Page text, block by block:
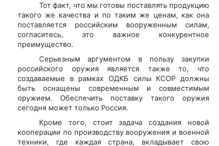
Тот факт, что мы готовы поставлять продукцию
такого же качества и по таким же ценам, как она
поставляется российским вооруженным силам,
согласитесь, это важное конкурентное
преимущество.
Серьезным аргументом в пользу закупки
российского оружия является также то, что
создаваемые в рамках ОДКБ силы КСОР должны
быть оснащены современным и совместимым
оружием. Обеспечить поставку такого оружия
сегодня может только Россия.
Кроме того, стоит задача создания новой
кооперации по производству вооружения и военной
техники, где каждая страна, вкладывает свою